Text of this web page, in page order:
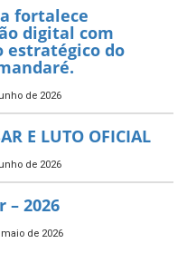
abre
o Festival
2026
de 2026
Urbana!
de 2026
do Meio